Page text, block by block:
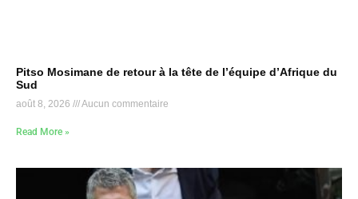
Pitso Mosimane de retour à la tête de l’équipe d’Afrique du
Sud
août 8, 2026 Aucun commentaire
Read More »